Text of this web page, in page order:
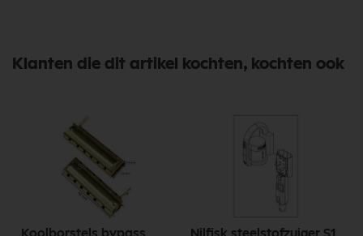
Klanten die dit artikel kochten, kochten ook
Koolborstels bypass
Nilfisk steelstofzuiger S1